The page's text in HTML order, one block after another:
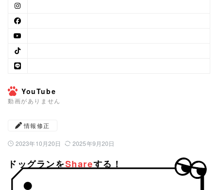
YouTube
動画がありません
情報修正
公開日：
2023年10月20日 最終更新日：
2025年9月20日
ドッグランをShareする！